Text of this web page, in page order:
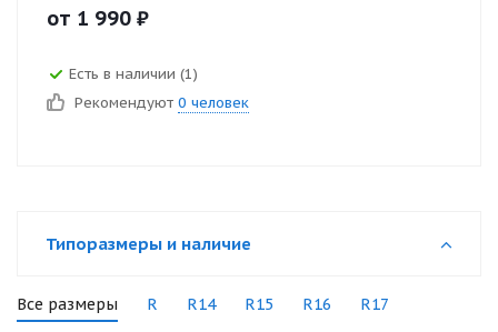
от 1 990 ₽
Есть в наличии (1)
Рекомендуют 0 человек
Типоразмеры и наличие
Все размеры R R14 R15 R16 R17